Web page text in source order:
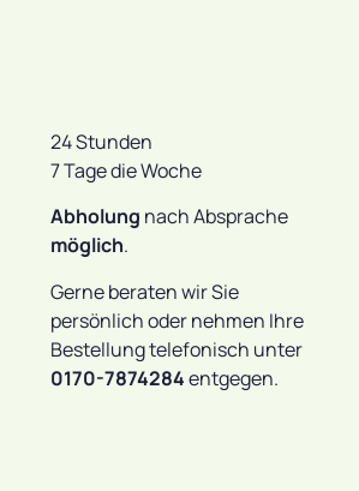
24 Stunden
7 Tage die Woche
Abholung nach Absprache
möglich.
Gerne beraten wir Sie
persönlich oder nehmen Ihre
Bestellung telefonisch unter
0170-7874284entgegen.